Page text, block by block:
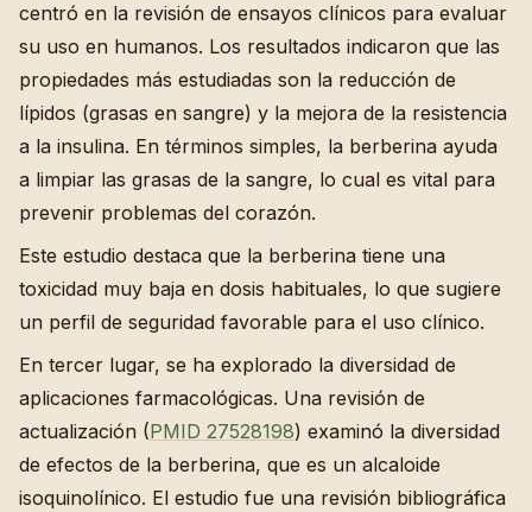
centró en la revisión de ensayos clínicos para evaluar
su uso en humanos. Los resultados indicaron que las
propiedades más estudiadas son la reducción de
lípidos (grasas en sangre) y la mejora de la resistencia
a la insulina. En términos simples, la berberina ayuda
a limpiar las grasas de la sangre, lo cual es vital para
prevenir problemas del corazón.
Este estudio destaca que la berberina tiene una
toxicidad muy baja en dosis habituales, lo que sugiere
un perfil de seguridad favorable para el uso clínico.
En tercer lugar, se ha explorado la diversidad de
aplicaciones farmacológicas. Una revisión de
actualización (PMID 27528198) examinó la diversidad
de efectos de la berberina, que es un alcaloide
isoquinolínico. El estudio fue una revisión bibliográfica